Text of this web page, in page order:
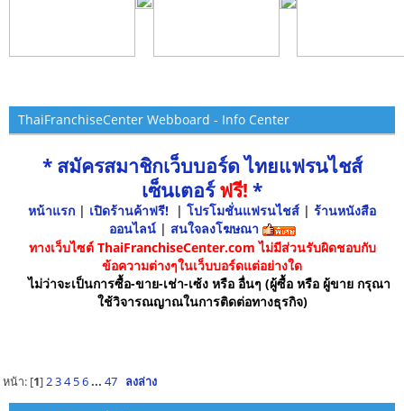
ThaiFranchiseCenter Webboard - Info Center
* สมัครสมาชิกเว็บบอร์ด ไทยแฟรนไชส์
เซ็นเตอร์ฟรี! *
หน้าแรก | เปิดร้านค้าฟรี! | โปรโมชั่นแฟรนไชส์ | ร้านหนังสือ
ออนไลน์ | สนใจลงโฆษณา
ทางเว็บไซต์ ThaiFranchiseCenter.com ไม่มีส่วนรับผิดชอบกับ
ข้อความต่างๆในเว็บบอร์ดแต่อย่างใด
ไม่ว่าจะเป็นการซื้อ-ขาย-เช่า-เซ้ง หรือ อื่นๆ (ผู้ซื้อ หรือ ผู้ขาย กรุณา
ใช้วิจารณญาณในการติดต่อทางธุรกิจ)
หน้า: [1]2 3 4 5 6 ... 47 ลงล่าง